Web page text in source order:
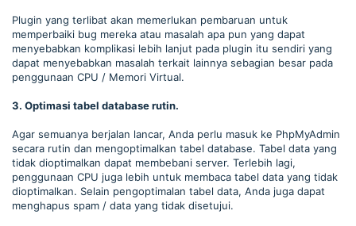
Plugin yang terlibat akan memerlukan pembaruan untuk
memperbaiki bug mereka atau masalah apa pun yang dapat
menyebabkan komplikasi lebih lanjut pada plugin itu sendiri yang
dapat menyebabkan masalah terkait lainnya sebagian besar pada
penggunaan CPU / Memori Virtual.
3. Optimasi tabel database rutin.
Agar semuanya berjalan lancar, Anda perlu masuk ke PhpMyAdmin
secara rutin dan mengoptimalkan tabel database. Tabel data yang
tidak dioptimalkan dapat membebani server. Terlebih lagi,
penggunaan CPU juga lebih untuk membaca tabel data yang tidak
dioptimalkan. Selain pengoptimalan tabel data, Anda juga dapat
menghapus spam / data yang tidak disetujui.